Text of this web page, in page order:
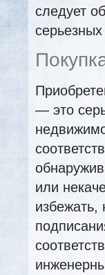
следует
— это
или
избежать,